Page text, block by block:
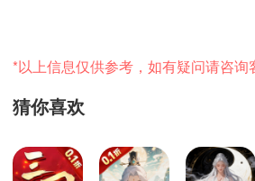
*以上信息仅供参考，如有疑问请咨询
猜你喜欢